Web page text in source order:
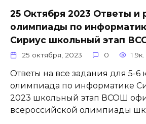
25 Октября 2023 Ответы и
олимпиады по
Сириус школьный этап
25 октября, 2023 0 1.9к.
Ответы на все задания для 5-6
олимпиада по информатике
2023 школьный этап ВСОШ
всероссийской олимпиады